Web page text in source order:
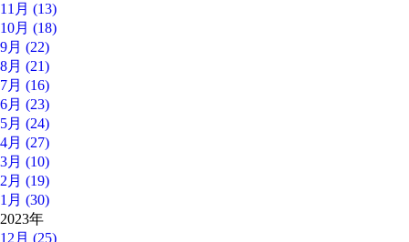
11月 (13)
10月 (18)
9月 (22)
8月 (21)
7月 (16)
6月 (23)
5月 (24)
4月 (27)
3月 (10)
2月 (19)
1月 (30)
2023年
12月 (25)